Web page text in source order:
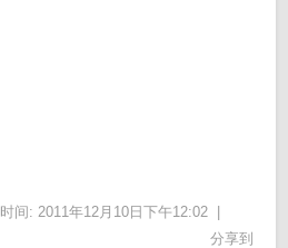
时间: 2011年12月10日下午12:02 |
分享到